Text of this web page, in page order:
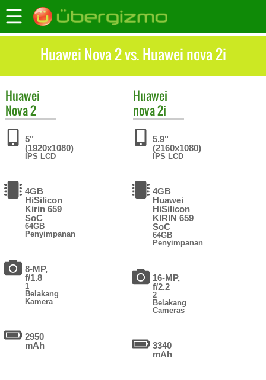
Huawei Nova 2 vs. Huawei nova 2i
Huawei
Nova 2
5"
(1920x1080)
IPS LCD
4GB
HiSilicon
Kirin 659
SoC
64GB
Penyimpanan
8-MP,
f/1.8
1
Belakang
Kamera
2950
mAh
Huawei
nova 2i
5.9"
(2160x1080)
IPS LCD
4GB
Huawei
HiSilicon
KIRIN 659
SoC
64GB
Penyimpanan
16-MP,
f/2.2
2
Belakang
Cameras
3340
mAh